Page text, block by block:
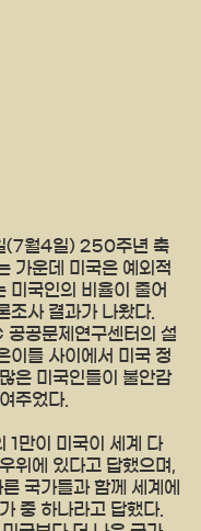
(7월4일) 250주년 축
가운데 미국은 예외적
미국인의 비율이 줄어
조사 결과가 나왔다.
공문제연구센터의 설
이들 사이에서 미국 정
은 미국인들이 불안감
주었다.
1만이 미국이 세계 다
위에 있다고 답했으며,
국가들과 함께 세계에
중 하나라고 답했다.